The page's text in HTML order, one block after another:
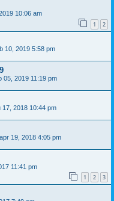
10:06 am
1 2
10, 2019 5:58 pm
05, 2019 11:19 pm
17, 2018 10:44 pm
19, 2018 4:05 pm
11:41 pm
1 2 3